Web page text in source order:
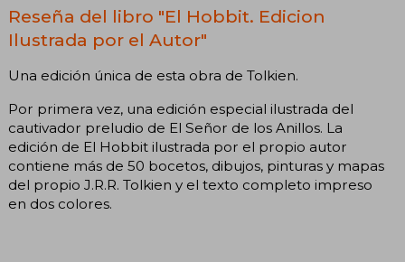
Reseña del libro "El Hobbit. Edicion
Ilustrada por el Autor"
Una edición única de esta obra de Tolkien.
Por primera vez, una edición especial ilustrada del
cautivador preludio de El Señor de los Anillos. La
edición de El Hobbit ilustrada por el propio autor
contiene más de 50 bocetos, dibujos, pinturas y mapas
del propio J.R.R. Tolkien y el texto completo impreso
en dos colores.